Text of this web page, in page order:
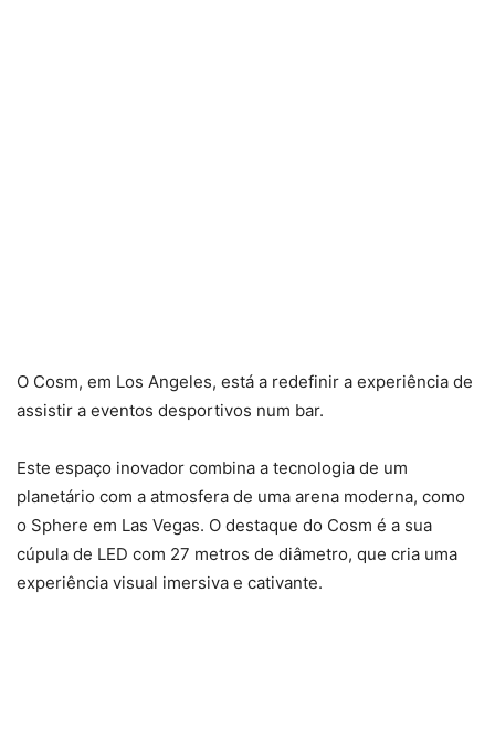
O Cosm, em Los Angeles, está a redefinir a experiência de
assistir a eventos desportivos num bar.
Este espaço inovador combina a tecnologia de um
planetário com a atmosfera de uma arena moderna, como
o Sphere em Las Vegas. O destaque do Cosm é a sua
cúpula de LED com 27 metros de diâmetro, que cria uma
experiência visual imersiva e cativante.